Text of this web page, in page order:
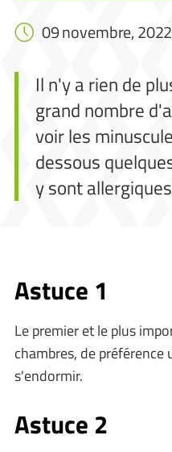
09 novembre, 2022
Il n'y a rien de
grand nombre
voir les
dessous
y sont
Astuce 1
Le premier et le plus
chambres, de
s'endormir.
Astuce 2